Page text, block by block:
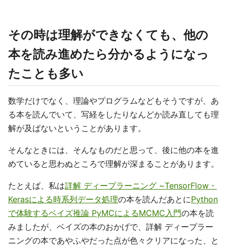
その時は理解ができなくても、他の
本を読み進めたら分かるようになっ
たことも多い
数学だけでなく、理論やプログラムなどもそうですが、あ
る本を読んでいて、写経をしたりなんどか読み直しても理
解が及ばないということがあります。
そんなときには、そんなものだと思って、後に他の本を進
めていると思わぬところで理解が深まることがあります。
たとえば、私は詳解 ディープラーニング ~TensorFlow・
Kerasによる時系列データ処理の本を読んだあとにPython
で体験するベイズ推論 PyMCによるMCMC入門の本を読
みましたが、ベイズの本のおかげで、詳解 ディープラー
ニングの本であやふやだった点が色々クリアになった、と